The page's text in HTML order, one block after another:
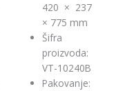
420 × 237
× 775 mm
Šifra
proizvoda:
VT-10240B
Pakovanje: